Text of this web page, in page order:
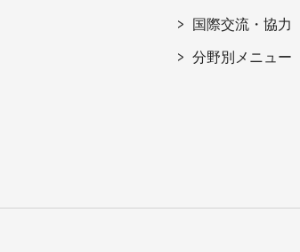
国際交流・協力
分野別メニュー